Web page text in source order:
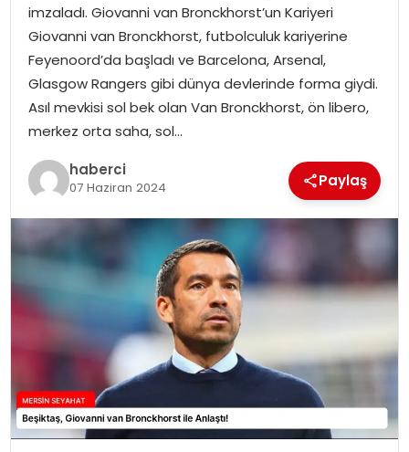
imzaladı. Giovanni van Bronckhorst’un Kariyeri
Giovanni van Bronckhorst, futbolculuk kariyerine
Feyenoord’da başladı ve Barcelona, Arsenal,
Glasgow Rangers gibi dünya devlerinde forma giydi.
Asıl mevkisi sol bek olan Van Bronckhorst, ön libero,
merkez orta saha, sol…
haberci
07 Haziran 2024 Paylaş